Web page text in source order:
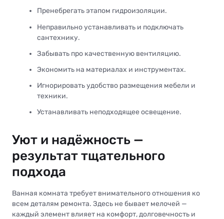
Пренебрегать этапом гидроизоляции.
Неправильно устанавливать и подключать
сантехнику.
Забывать про качественную вентиляцию.
Экономить на материалах и инструментах.
Игнорировать удобство размещения мебели и
техники.
Устанавливать неподходящее освещение.
Уют и надёжность —
результат тщательного
подхода
Ванная комната требует внимательного отношения ко
всем деталям ремонта. Здесь не бывает мелочей —
каждый элемент влияет на комфорт, долговечность и